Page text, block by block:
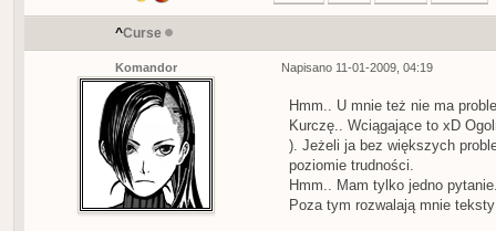
^Curse
Komandor Napisano 11-01-2009, 04:19
Hmm.. U mnie też nie ma
Kurczę.. Wciągające to xD
). Jeżeli ja bez większych
poziomie trudności.
Hmm.. Mam tylko jedno
Poza tym rozwalają mnie